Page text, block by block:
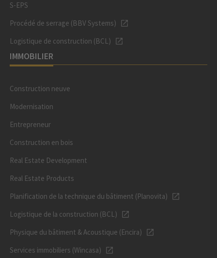
S-EPS
Procédé de serrage (BBV Systems)
Logistique de construction (BCL)
IMMOBILIER
Construction neuve
Modernisation
Entrepreneur
Construction en bois
Real Estate Development
Real Estate Products
Planification de la technique du bâtiment (Planovita)
Logistique de la construction (BCL)
Physique du bâtiment & Acoustique (Encira)
Services immobiliers (Wincasa)